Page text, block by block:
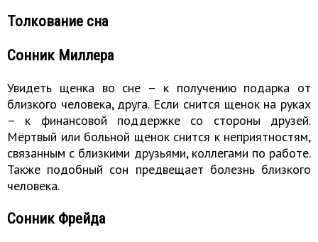
Толкование сна
Сонник Миллера
Увидеть щенка во сне – к получению подарка от
близкого человека, друга. Если снится щенок на руках
– к финансовой поддержке со стороны друзей.
Мёртвый или больной щенок снится к неприятностям,
связанным с близкими друзьями, коллегами по работе.
Также подобный сон предвещает болезнь близкого
человека.
Сонник Фрейда